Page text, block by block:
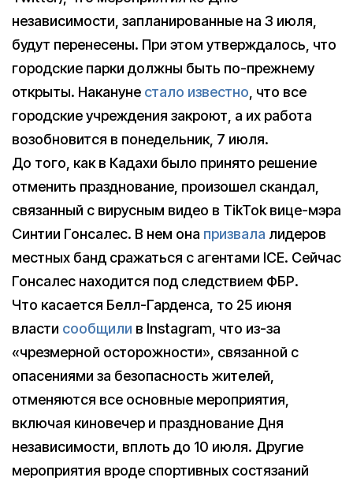
независимости, запланированные на 3 июля,
будут перенесены. При этом утверждалось, что
городские парки должны быть по-прежнему
открыты. Накануне стало известно, что все
городские учреждения закроют, а их работа
возобновится в понедельник, 7 июля.
До того, как в Кадахи было принято решение
отменить празднование, произошел скандал,
связанный с вирусным видео в TikTok вице-мэра
Синтии Гонсалес. В нем она призвала лидеров
местных банд сражаться с агентами ICE. Сейчас
Гонсалес находится под следствием ФБР.
Что касается Белл-Гарденса, то 25 июня
власти сообщили в Instagram, что из-за
«чрезмерной осторожности», связанной с
опасениями за безопасность жителей,
отменяются все основные мероприятия,
включая киновечер и празднование Дня
независимости, вплоть до 10 июля. Другие
мероприятия вроде спортивных состязаний